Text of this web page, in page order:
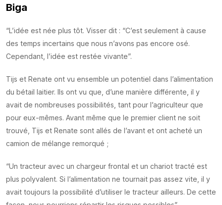
Biga
“L’idée est née plus tôt. Visser dit : “C’est seulement à cause
des temps incertains que nous n’avons pas encore osé.
Cependant, l’idée est restée vivante”.
Tijs et Renate ont vu ensemble un potentiel dans l’alimentation
du bétail laitier. Ils ont vu que, d’une manière différente, il y
avait de nombreuses possibilités, tant pour l’agriculteur que
pour eux-mêmes. Avant même que le premier client ne soit
trouvé, Tijs et Renate sont allés de l’avant et ont acheté un
camion de mélange remorqué ;
“Un tracteur avec un chargeur frontal et un chariot tracté est
plus polyvalent. Si l’alimentation ne tournait pas assez vite, il y
avait toujours la possibilité d’utiliser le tracteur ailleurs. De cette